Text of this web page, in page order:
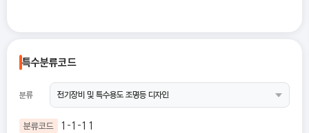
특수분류코드
분류
분류코드 1-1-11